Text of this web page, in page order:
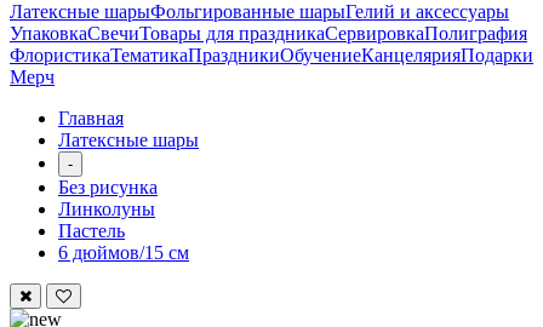
Латексные шарыФольгированные шарыГелий и аксессуары
УпаковкаСвечиТовары для праздникаСервировкаПолиграфия
ФлористикаТематикаПраздникиОбучениеКанцелярияПодарки
Мерч
Главная
Латексные шары
-
Без рисунка
Линколуны
Пастель
6 дюймов/15 см